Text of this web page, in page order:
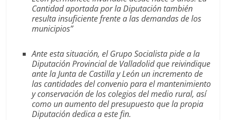
Cantidad aportada por la Diputación también
resulta insuficiente frente a las demandas de los
municipios”
Ante esta situación, el Grupo Socialista pide a la
Diputación Provincial de Valladolid que reivindique
ante la Junta de Castilla y León un incremento de
las cantidades del convenio para el mantenimiento
y conservación de los colegios del medio rural, así
como un aumento del presupuesto que la propia
Diputación dedica a este fin.